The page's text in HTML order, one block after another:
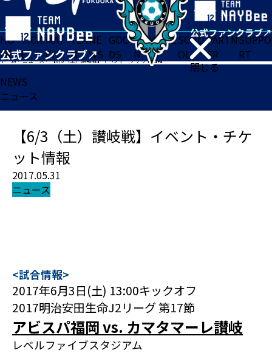
閉じる
HO
ME
TICK
ET
MAT
CH
TEA
M
NE
WS
GOO
DS
FA
N
ACADE
MY
SCHO
OL
PARTN
ER
SUPPO
RT
ホーム>ニュース>【6/3（土）讃岐戦】イベント・チケット情報
NEWS
ニュース
【6/3（土）讃岐戦】イベント・チケ
ット情報
2017.05.31
ニュース
<試合情報>
2017年6月3日(土) 13:00キックオフ
2017明治安田生命J2リーグ 第17節
アビスパ福岡 vs. カマタマーレ讃岐
レベルファイブスタジアム